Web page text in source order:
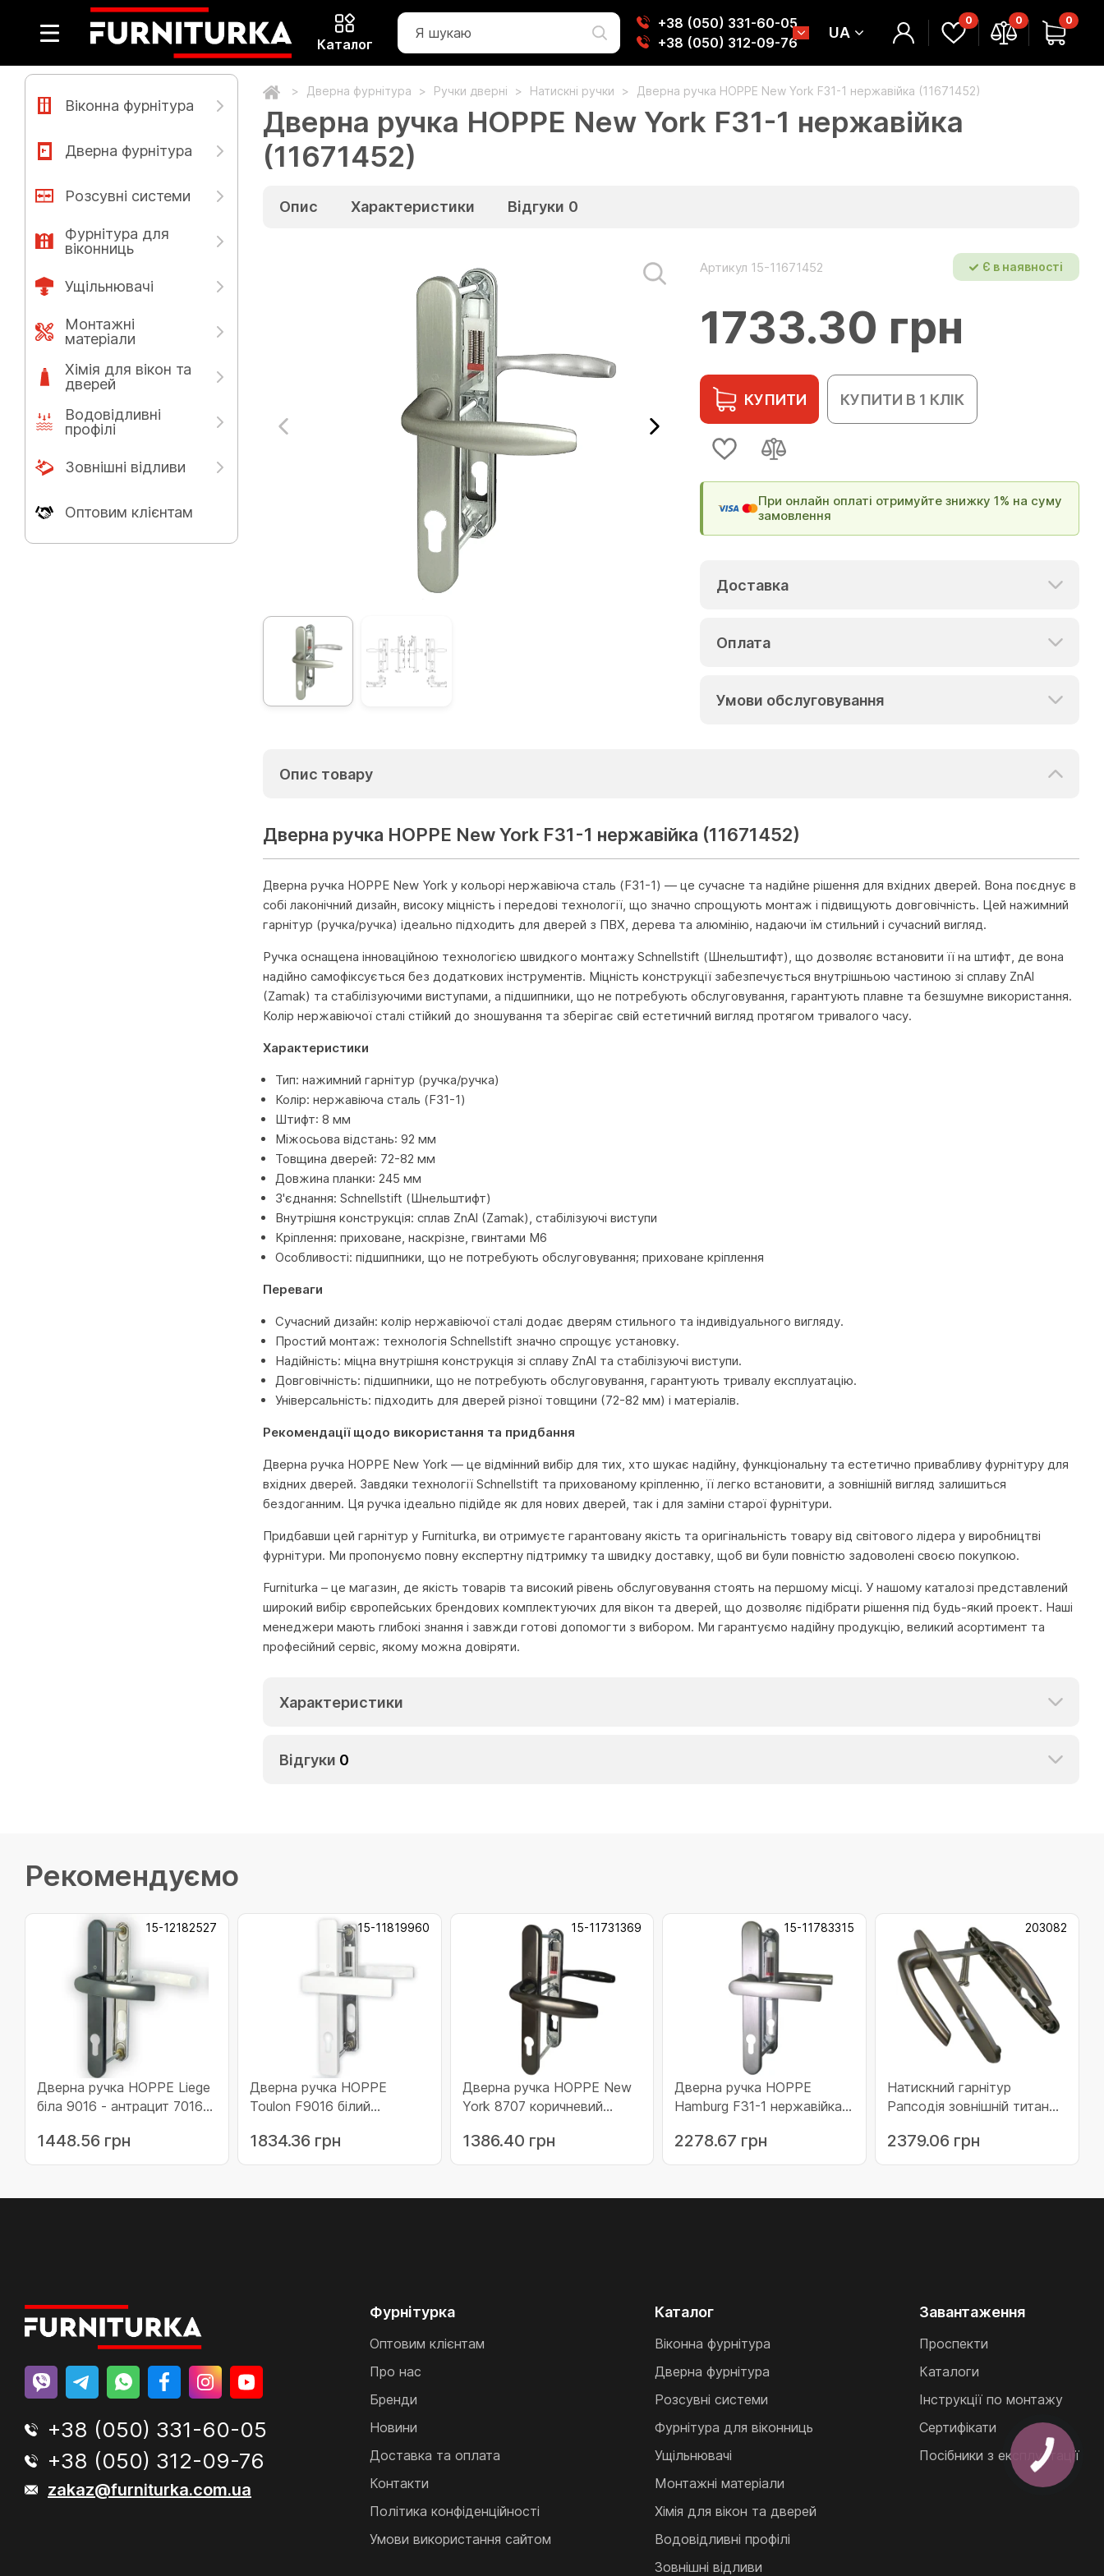
Каталог
+38 (050) 331-60-05
+38 (050) 312-09-76
UA
0 0 0
Віконна фурнітура
Дверна фурнітура
Розсувні системи
Фурнітура для
віконниць
Ущільнювачі
Монтажні
матеріали
Хімія для вікон та
дверей
Водовідливні
профілі
Зовнішні відливи
Оптовим клієнтам
Дверна фурнітура Ручки дверні Натискні ручки Дверна ручка HOPPE New York F31-1 нержавійка (11671452)
Дверна ручка HOPPE New York F31-1 нержавійка
(11671452)
Опис Характеристики Відгуки 0
Артикул 15-11671452 Є в наявності
1733.30 грн
КУПИТИ КУПИТИ В 1 КЛІК
При онлайн оплаті отримуйте знижку 1% на суму
замовлення
Доставка
Оплата
Умови обслуговування
Опис товару
Дверна ручка HOPPE New York F31-1 нержавійка (11671452)
Дверна ручка HOPPE New York у кольорі нержавіюча сталь (F31-1) — це сучасне та надійне рішення для вхідних дверей. Вона поєднує в
собі лаконічний дизайн, високу міцність і передові технології, що значно спрощують монтаж і підвищують довговічність. Цей нажимний
гарнітур (ручка/ручка) ідеально підходить для дверей з ПВХ, дерева та алюмінію, надаючи їм стильний і сучасний вигляд.
Ручка оснащена інноваційною технологією швидкого монтажу Schnellstift (Шнельштифт), що дозволяє встановити її на штифт, де вона
надійно самофіксується без додаткових інструментів. Міцність конструкції забезпечується внутрішньою частиною зі сплаву ZnAl
(Zamak) та стабілізуючими виступами, а підшипники, що не потребують обслуговування, гарантують плавне та безшумне використання.
Колір нержавіючої сталі стійкий до зношування та зберігає свій естетичний вигляд протягом тривалого часу.
Характеристики
Тип: нажимний гарнітур (ручка/ручка)
Колір: нержавіюча сталь (F31-1)
Штифт: 8 мм
Міжосьова відстань: 92 мм
Товщина дверей: 72-82 мм
Довжина планки: 245 мм
З'єднання: Schnellstift (Шнельштифт)
Внутрішня конструкція: сплав ZnAl (Zamak), стабілізуючі виступи
Кріплення: приховане, наскрізне, гвинтами M6
Особливості: підшипники, що не потребують обслуговування; приховане кріплення
Переваги
Сучасний дизайн: колір нержавіючої сталі додає дверям стильного та індивідуального вигляду.
Простий монтаж: технологія Schnellstift значно спрощує установку.
Надійність: міцна внутрішня конструкція зі сплаву ZnAl та стабілізуючі виступи.
Довговічність: підшипники, що не потребують обслуговування, гарантують тривалу експлуатацію.
Універсальність: підходить для дверей різної товщини (72-82 мм) і матеріалів.
Рекомендації щодо використання та придбання
Дверна ручка HOPPE New York — це відмінний вибір для тих, хто шукає надійну, функціональну та естетично привабливу фурнітуру для
вхідних дверей. Завдяки технології Schnellstift та прихованому кріпленню, її легко встановити, а зовнішній вигляд залишиться
бездоганним. Ця ручка ідеально підійде як для нових дверей, так і для заміни старої фурнітури.
Придбавши цей гарнітур у Furniturka, ви отримуєте гарантовану якість та оригінальність товару від світового лідера у виробництві
фурнітури. Ми пропонуємо повну експертну підтримку та швидку доставку, щоб ви були повністю задоволені своєю покупкою.
Furniturka – це магазин, де якість товарів та високий рівень обслуговування стоять на першому місці. У нашому каталозі представлений
широкий вибір європейських брендових комплектуючих для вікон та дверей, що дозволяє підібрати рішення під будь-який проект. Наші
менеджери мають глибокі знання і завжди готові допомогти з вибором. Ми гарантуємо надійну продукцію, великий асортимент та
професійний сервіс, якому можна довіряти.
Характеристики
Відгуки 0
Рекомендуємо
15-12182527
Дверна ручка HOPPE Liege
біла 9016 - антрацит 7016
1448.56 грн
15-11819960
Дверна ручка HOPPE
Toulon F9016 білий
1834.36 грн
15-11731369
Дверна ручка HOPPE New
York 8707 коричневий
1386.40 грн
15-11783315
Дверна ручка HOPPE
Hamburg F31-1 нержавійка
2278.67 грн
203082
Натискний гарнітур
Рапсодія зовнішній титан
2379.06 грн
+38 (050) 331-60-05
+38 (050) 312-09-76
zakaz@furniturka.com.ua
Фурнітурка
Оптовим клієнтам
Про нас
Бренди
Новини
Доставка та оплата
Контакти
Політика конфіденційності
Умови використання сайтом
Каталог
Віконна фурнітура
Дверна фурнітура
Розсувні системи
Фурнітура для віконниць
Ущільнювачі
Монтажні матеріали
Хімія для вікон та дверей
Водовідливні профілі
Зовнішні відливи
Завантаження
Проспекти
Каталоги
Інструкції по монтажу
Сертифікати
Посібники з експлуатації